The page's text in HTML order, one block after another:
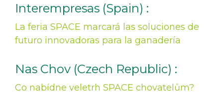
Interempresas (Spain) :
La feria SPACE marcará las soluciones de
futuro innovadoras para la ganadería
Nas Chov (Czech Republic) :
Co nabídne veletrh SPACE chovatelům?